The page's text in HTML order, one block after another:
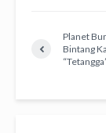
Planet
Bintang